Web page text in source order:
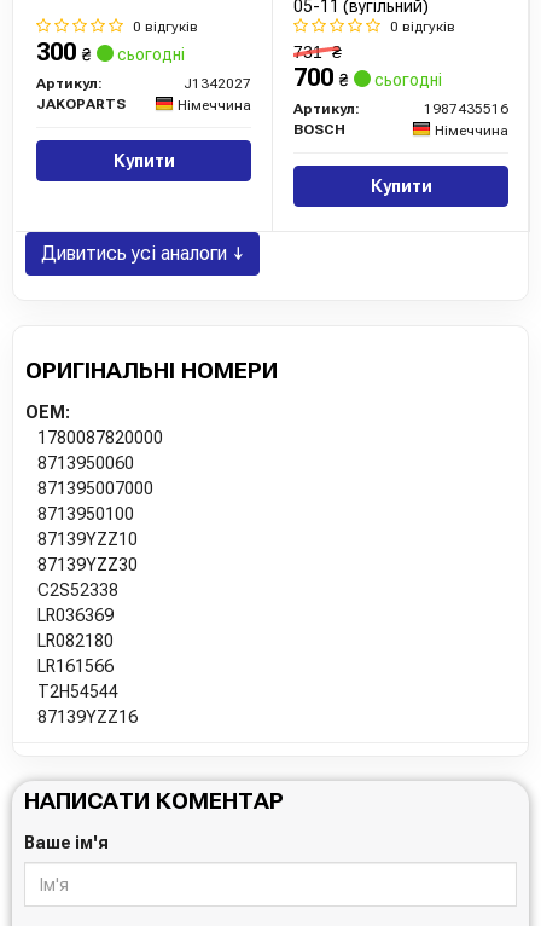
0 відгуків
300 ₴ сьогодні
Артикул:
J1342027
JAKOPARTS
Німеччина
Купити
05-11 (вугільний)
0 відгуків
731₴
700 ₴ сьогодні
Артикул:
1987435516
BOSCH
Німеччина
Купити
Дивитись усі аналоги ↓
ОРИГІНАЛЬНІ НОМЕРИ
OEM:
1780087820000
8713950060
871395007000
8713950100
87139YZZ10
87139YZZ30
C2S52338
LR036369
LR082180
LR161566
T2H54544
87139YZZ16
НАПИСАТИ КОМЕНТАР
Ваше ім'я